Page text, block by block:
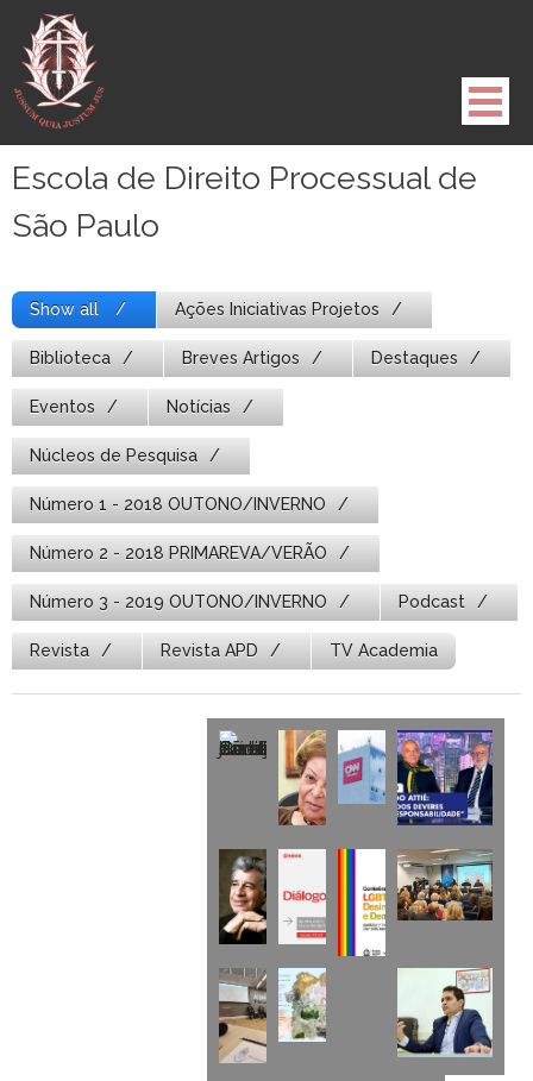
para
conteúdo
Escola de Direito Processual de
São Paulo
Show all Ações Iniciativas Projetos
Biblioteca Breves Artigos Destaques
Eventos Notícias
Núcleos de Pesquisa
Número 1 - 2018 OUTONO/INVERNO
Número 2 - 2018 PRIMAREVA/VERÃO
Número 3 - 2019 OUTONO/INVERNO Podcast
Revista Revista APD TV Academia